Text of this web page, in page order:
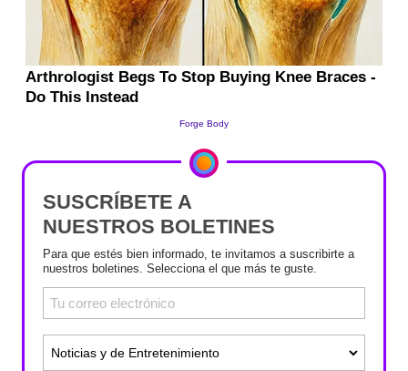
SUSCRÍBETE A
NUESTROS BOLETINES
Para que estés bien informado, te invitamos a suscribirte a
nuestros boletines. Selecciona el que más te guste.